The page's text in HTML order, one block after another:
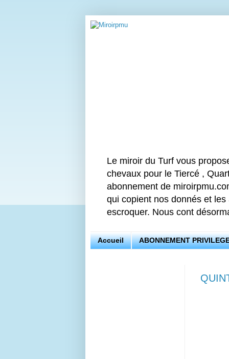
Le miroir du Turf vous
chevaux pour le Tiercé ,
abonnement de
qui copient nos donnés et
escroquer. Nous cont
Accueil ABONNEMENT